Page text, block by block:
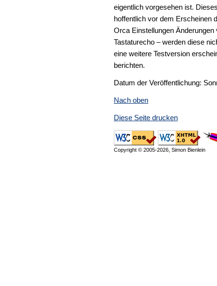
eigentlich vorgesehen ist.
hoffentlich vor dem Erscheinen
Orca Einstellungen
Tastaturecho – werden diese
eine weitere Testversion
berichten.
Datum der Veröffentlichung:
Nach oben
Diese Seite drucken
Copyright © 2005-2026, Simon Bienlein